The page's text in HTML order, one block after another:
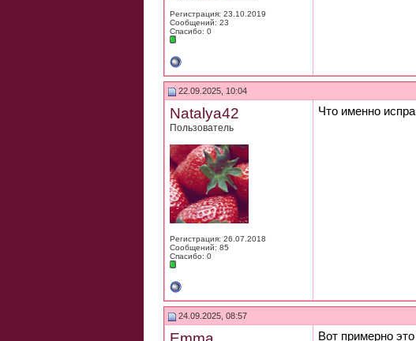
Регистрация: 23.10.2019
Сообщений: 23
Спасибо: 0
22.09.2025, 10:04
Natalya42
Пользователь
Регистрация: 26.07.2018
Сообщений: 85
Спасибо: 0
Что именно
24.09.2025, 08:57
Вот примерно